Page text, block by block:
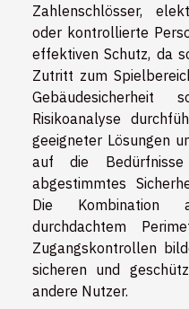
Zahlenschlösser,
oder kontrollierte
effektiven Schutz, da
Zutritt zum
Gebäudesicherheit
Risikoanalyse
geeigneter Lösungen
auf die Bedürfnisse
abgestimmtes
Die Kombination
durchdachtem
Zugangskontrollen
sicheren und
andere Nutzer.